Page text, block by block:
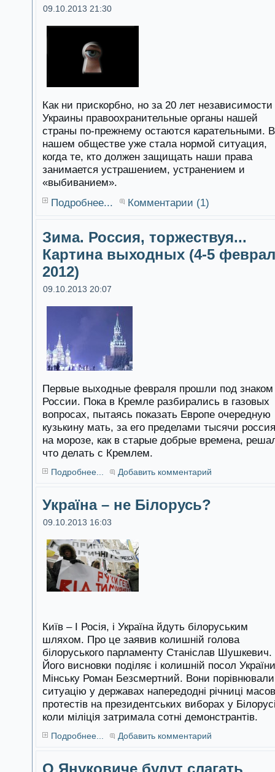
09.10.2013 21:30
Как ни прискорбно, но за 20 лет независимости
Украины правоохранительные органы нашей
страны по-прежнему остаются карательными. В
нашем обществе уже стала нормой ситуация,
когда те, кто должен защищать наши права
занимается устрашением, устранением и
«выбиванием».
Подробнее...
Комментарии (1)
Зима. Россия, торжествуя...
Картина выходных (4-5
2012)
09.10.2013 20:07
Первые выходные февраля прошли под знаком
России. Пока в Кремле разбирались в газовых
вопросах, пытаясь показать Европе очередную
кузькину мать, за его пределами тысячи
на морозе, как в старые добрые времена,
что делать с Кремлем.
Подробнее... Добавить комментарий
Україна – не Білорусь?
09.10.2013 16:03
Київ – І Росія, і Україна йдуть білоруським
шляхом. Про це заявив колишній голова
білоруського парламенту Станіслав Шушкевич.
Його висновки поділяє і колишній посол
Мінську Роман Безсмертний. Вони порівнювали
ситуацію у державах напередодні річниці
протестів на президентських виборах у
коли міліція затримала сотні демонстрантів.
Подробнее... Добавить комментарий
О Януковиче будут слагать